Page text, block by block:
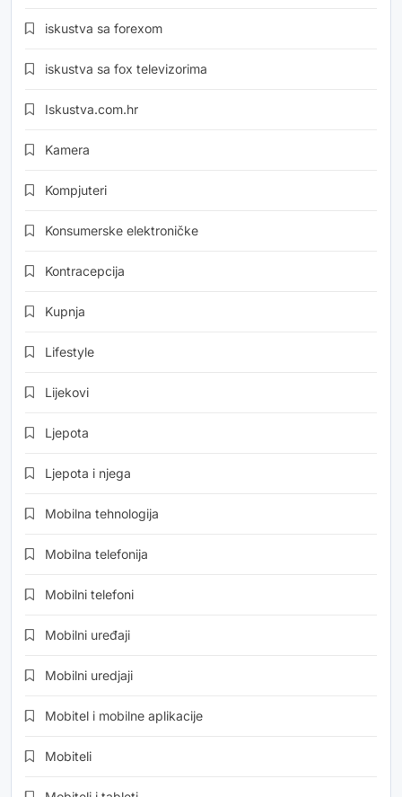
iskustva sa forexom
iskustva sa fox televizorima
Iskustva.com.hr
Kamera
Kompjuteri
Konsumerske elektroničke
Kontracepcija
Kupnja
Lifestyle
Lijekovi
Ljepota
Ljepota i njega
Mobilna tehnologija
Mobilna telefonija
Mobilni telefoni
Mobilni uređaji
Mobilni uredjaji
Mobitel i mobilne aplikacije
Mobiteli